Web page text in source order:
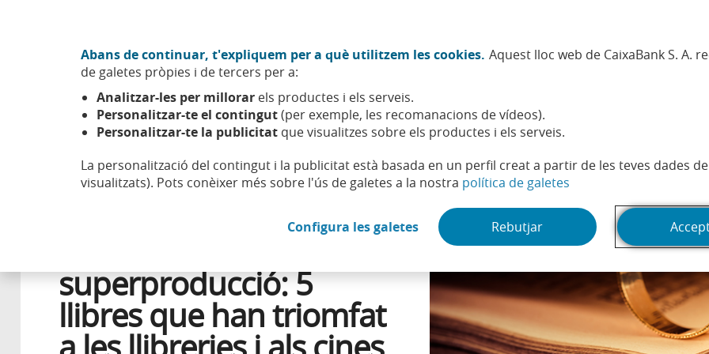
Abans de continuar, t'expliquem per a què utilitzem les cookies. Aquest lloc web de CaixaBank S. A.
de galetes pròpies i de tercers per a:
Analitzar-les per millorar els productes i els serveis.
Personalitzar-te el contingut(per exemple, les recomanacions de vídeos).
Personalitzar-te la publicitat que visualitzes sobre els productes i els serveis.
La personalització del contingut i la publicitat està basada en un perfil creat a partir de les teves dades
visualitzats). Pots conèixer més sobre l'ús de galetes a la nostra política de galetes
Configura les galetes(Obre en finestra nova)
Rebutjar
Sobre nosaltres Accionistes i inversors
Esfera Aprendre Cultura De best-seller a superproducció: 5 llibres que han triomfat a les llibreries i als cines
18 ABRIL 2024
superproducció: 5
llibres que han triomfat